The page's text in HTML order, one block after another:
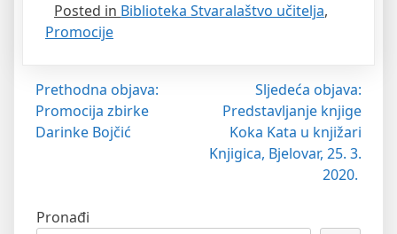
Posted in Biblioteka Stvaralaštvo učitelja,
Promocije
Navigacija
objava
Prethodna objava:
Promocija zbirke
Darinke Bojčić
Sljedeća objava:
Predstavljanje knjige
Koka Kata u knjižari
Knjigica, Bjelovar, 25. 3.
2020.
Pronađi